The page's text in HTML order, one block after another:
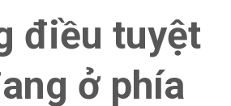
điều tuyệt
ở phía